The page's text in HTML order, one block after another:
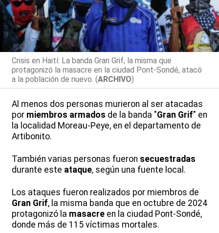
Crisis en Haití: La banda Gran Grif, la misma que
protagonizó la masacre en la ciudad Pont-Sondé, atacó
a la población de nuevo. (ARCHIVO)
Al menos dos personas murieron al ser atacadas
por miembros armados de la banda "Gran Grif" en
la localidad Moreau-Peye, en el departamento de
Artibonito.
También varias personas fueron secuestradas
durante este ataque, según una fuente local.
Los ataques fueron realizados por miembros de
Gran Grif, la misma banda que en octubre de 2024
protagonizó la masacre en la ciudad Pont-Sondé,
donde más de 115 víctimas mortales.